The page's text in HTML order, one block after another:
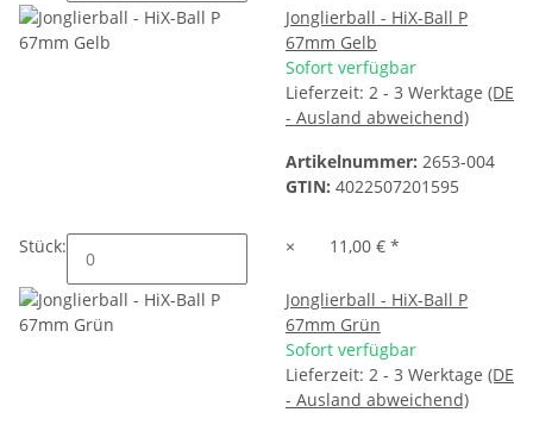
Jonglierball - HiX-Ball P
67mm Gelb
Sofort verfügbar
Lieferzeit: 2 - 3 Werktage (DE
- Ausland abweichend)
Artikelnummer: 2653-004
GTIN: 4022507201595
Stück: × 11,00 €*
Jonglierball - HiX-Ball P
67mm Grün
Sofort verfügbar
Lieferzeit: 2 - 3 Werktage (DE
- Ausland abweichend)